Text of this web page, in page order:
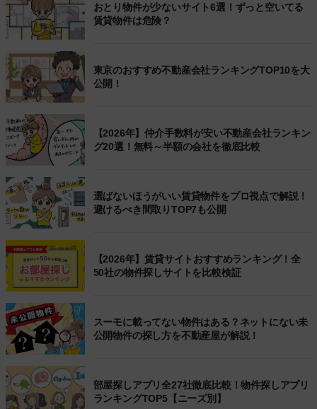
おとり物件が少ないサイト6選！ずっと空いてる
賃貸物件は危険？
東京のおすすめ不動産会社ランキングTOP10を大
公開！
【2026年】仲介手数料が安い不動産会社ランキン
グ20選！無料～半額の会社を徹底比較
選ばないほうがいい賃貸物件をプロ視点で解説！
避けるべき間取りTOP7も公開
【2026年】賃貸サイトおすすめランキング！全
50社の物件探しサイトを比較検証
スーモに載ってない物件はある？ネットにない未
公開物件の探し方を不動産屋が解説！
部屋探しアプリ全27社徹底比較！物件探しアプリ
ランキングTOP5【ニーズ別】